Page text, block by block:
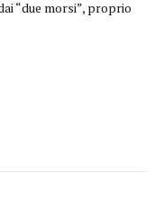
“due morsi”, proprio